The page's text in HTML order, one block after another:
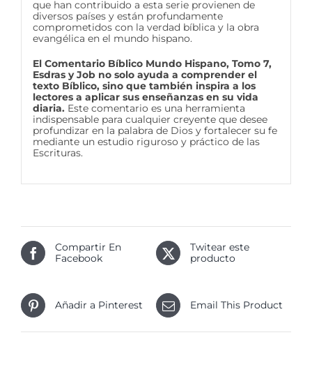
que han contribuido a esta serie provienen de
diversos países y están profundamente
comprometidos con la verdad bíblica y la obra
evangélica en el mundo hispano.
El Comentario Bíblico Mundo Hispano, Tomo 7,
Esdras y Job no solo ayuda a comprender el
texto Bíblico, sino que también inspira a los
lectores a aplicar sus enseñanzas en su vida
diaria.Este comentario es una herramienta
indispensable para cualquier creyente que desee
profundizar en la palabra de Dios y fortalecer su fe
mediante un estudio riguroso y práctico de las
Escrituras.
Compartir En
Facebook
Twitear este
producto
Añadir a Pinterest Email This Product